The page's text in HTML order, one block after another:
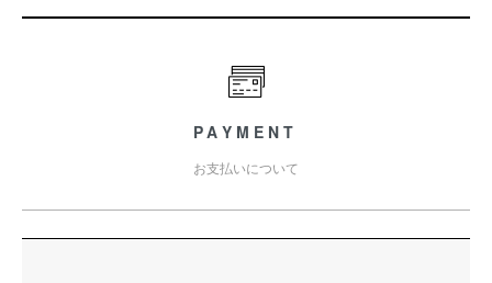
PAYMENT
お支払いについて